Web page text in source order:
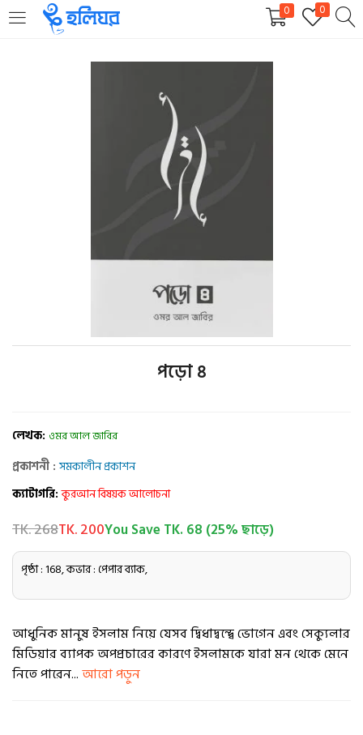
0 0
LOGIN REGISTER
Enter your username and password to login.
Login
Lost password?
পড়ো ৪
লেখক: ওমর আল জাবির
প্রকাশনী :সমকালীন প্রকাশন
ক্যাটাগরি:কুরআন বিষয়ক আলোচনা
TK. 268TK. 200You Save TK. 68 (25% ছাড়ে)
পৃষ্ঠা : 168, কভার : পেপার ব্যাক,
আধুনিক মানুষ ইসলাম নিয়ে যেসব দ্বিধাদ্বন্দ্বে ভোগেন এবং সেক্যুলার
মিডিয়ার ব্যাপক অপপ্রচারের কারণে ইসলামকে যারা মন থেকে মেনে
নিতে পারেন...আরো পড়ুন